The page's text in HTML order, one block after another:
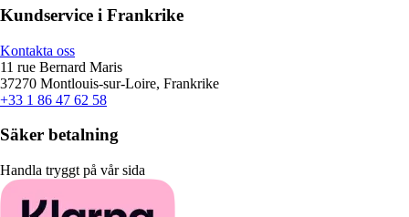
Kundservice i Frankrike
Kontakta oss
11 rue Bernard Maris
37270 Montlouis-sur-Loire, Frankrike
+33 1 86 47 62 58
Säker betalning
Handla tryggt på vår sida